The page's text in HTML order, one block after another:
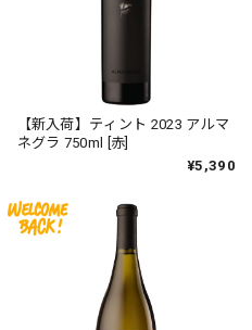
【新入荷】ティント 2023 アルマ
ネグラ 750ml [赤]
¥5,390